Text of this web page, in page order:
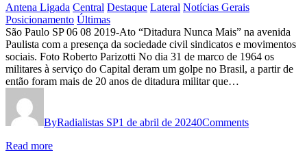
Antena Ligada Central Destaque Lateral Notícias Gerais
Posicionamento Últimas
60
ANOS
DO
GOLPE
MILITAR
FINANCIADO
PELO
São Paulo SP 06 08 2019-Ato “Ditadura Nunca Mais” na avenida
Paulista com a presença da sociedade civil sindicatos e movimentos
sociais. Foto Roberto Parizotti No dia 31 de marco de 1964 os
militares à serviço do Capital deram um golpe no Brasil, a partir de
então foram mais de 20 anos de ditadura militar que…
ByRadialistas SP1 de abril de 20240Comments
Read more